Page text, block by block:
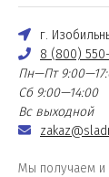
г.
8 (800)
Пн—Пт
Сб 9:00—14:00
Вс выходной
Мы получаем и